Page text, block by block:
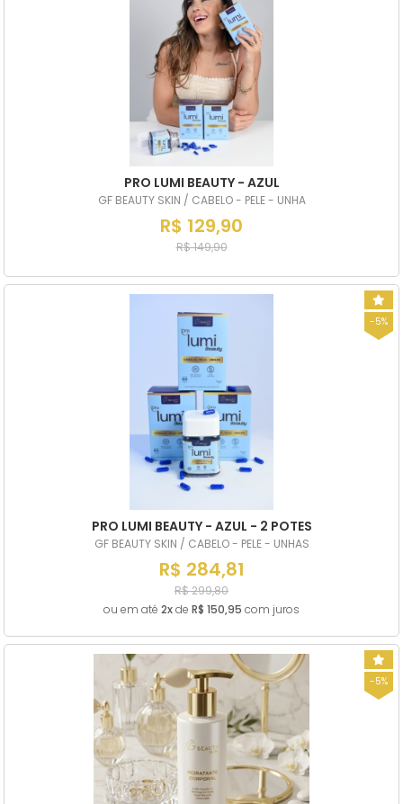
PRO LUMI BEAUTY - AZUL
GF BEAUTY SKIN / CABELO - PELE - UNHA
R$ 129,90
R$ 149,90
-5%
PRO LUMI BEAUTY - AZUL - 2 POTES
GF BEAUTY SKIN / CABELO - PELE - UNHAS
R$ 284,81
R$ 299,80
ou em até 2xde R$ 150,95 com juros
-5%